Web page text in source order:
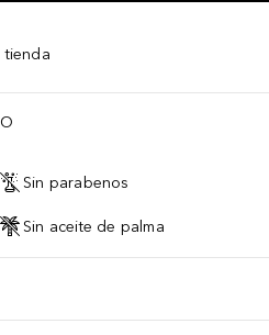
tienda
Sin parabenos
Sin aceite de palma